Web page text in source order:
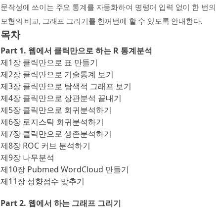
문작성에 쓰이는 주요 통계를 자동화하여 명령어 입력 없이 한 번
모형의 비교, 그래프 그리기를 한꺼번에 할 수 있도록 안내한다.
목차
Part 1. 웹에서 클릭만으로 하는 R 통계분석
제1장 클릭만으로 표 만들기
제2장 클릭만으로 기술통계 보기
제3장 클릭만으로 탐색적 그래프 보기
제4장 클릭만으로 상관분석 끝내기
제5장 클릭만으로 회귀분석하기
제6장 로지스틱 회귀분석하기
제7장 클릭만으로 생존분석하기
제8장 ROC 커브 분석하기
제9장 나무분석
제10장 Pubmed WordCloud 만들기
제11장 성향점수 맞추기
Part 2. 웹에서 하는 그래프 그리기